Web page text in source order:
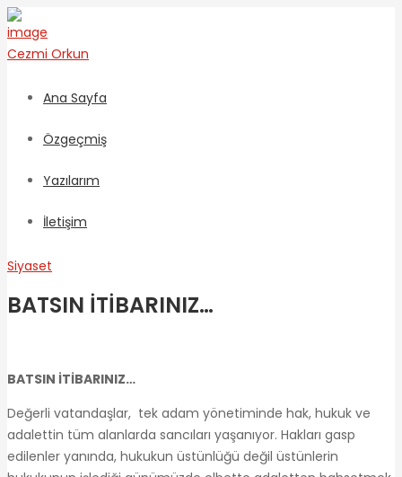
Cezmi Orkun
Ana Sayfa
Özgeçmiş
Yazılarım
İletişim
Siyaset
BATSIN İTİBARINIZ…
BATSIN İTİBARINIZ…
Değerli vatandaşlar, tek adam yönetiminde hak, hukuk ve
adalettin tüm alanlarda sancıları yaşanıyor. Hakları gasp
edilenler yanında, hukukun üstünlüğü değil üstünlerin